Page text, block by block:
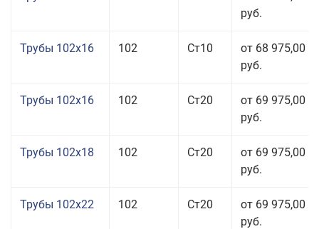
руб.
Трубы 102x16 102 Ст10
от 68 975,00
руб.
Трубы 102x16 102 Ст20
от 69 975,00
руб.
Трубы 102x18 102 Ст20
от 69 975,00
руб.
Трубы 102x22 102 Ст20
от 69 975,00
руб.